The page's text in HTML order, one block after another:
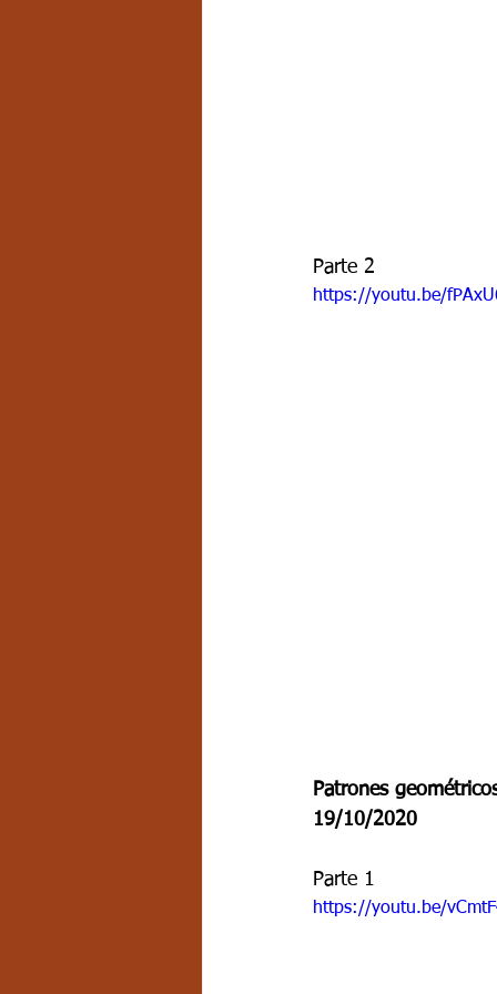
Parte 2
https://youtu.be/
Patrones
19/10/2020
Parte 1
https://youtu.be/